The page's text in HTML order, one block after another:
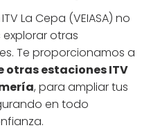
La Cepa (VEIASA) no
otras
Te proporcionamos a
otras estaciones ITV
, para ampliar tus
en todo